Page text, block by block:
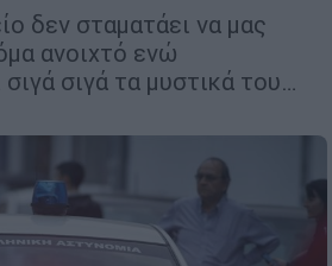
δεν σταματάει να μας
ανοιχτό ενώ
σιγά τα μυστικά του…